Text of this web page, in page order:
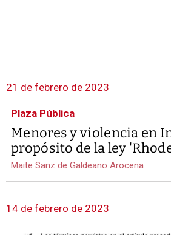
21 de febrero de 2023
Plaza Pública
Menores y violencia en
propósito de la ley
Maite Sanz de Galdeano Arocena
14 de febrero de 2023